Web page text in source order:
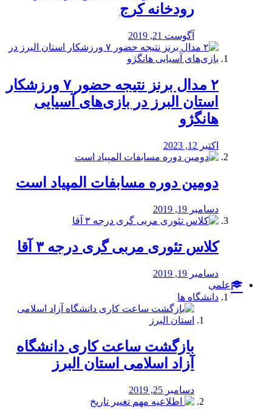
رودخانه کرج
آگوست 21, 2019
۲ مدال برنز نتیجه حضور ۷ ورزشکار
استان البرز در بازی‌های آسیایی
هانگژو
اکتبر 12, 2023
دومین دوره مسابفات المپیاد است
دسامبر 19, 2019
کلاس تئوری مربی گری درجه ۳ آقا
دسامبر 19, 2019
علمی
دانشگاه ها
بازگشت ساعت کاری دانشگاه
آزاد اسلامی استان البرز
دسامبر 25, 2019